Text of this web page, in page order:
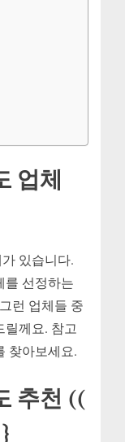
업체
있습니다.
를 선정하는
런 업체들 중
릴께요. 참고
찾아보세요.
추천 ((